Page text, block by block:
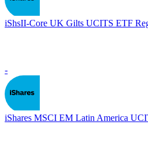
iShsII-Core UK Gilts UCITS ETF
-
iShares MSCI EM Latin America